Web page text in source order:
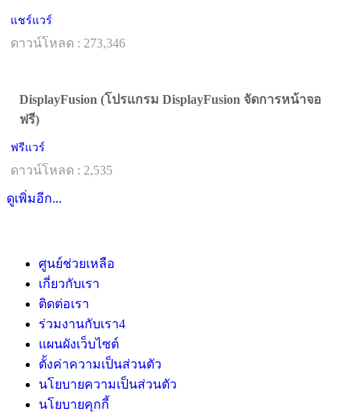
แชร์แวร์
ดาวน์โหลด : 273,346
DisplayFusion (โปรแกรม DisplayFusion จัดการหน้าจอ
ฟรี)
ฟรีแวร์
ดาวน์โหลด : 2,535
ดูเพิ่มอีก...
ศูนย์ช่วยเหลือ
เกี่ยวกับเรา
ติดต่อเรา
ร่วมงานกับเรา4
แผนผังเว็บไซต์
ตั้งค่าความเป็นส่วนตัว
นโยบายความเป็นส่วนตัว
นโยบายคุกกี้